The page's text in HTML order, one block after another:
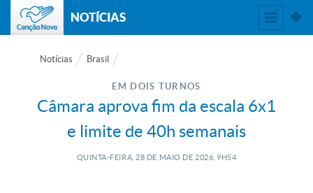
NOTÍCIAS
Notícias Brasil
EM DOIS TURNOS
Câmara aprova fim da escala 6x1
e limite de 40h semanais
QUINTA-FEIRA, 28 DE MAIO DE 2026, 9H54